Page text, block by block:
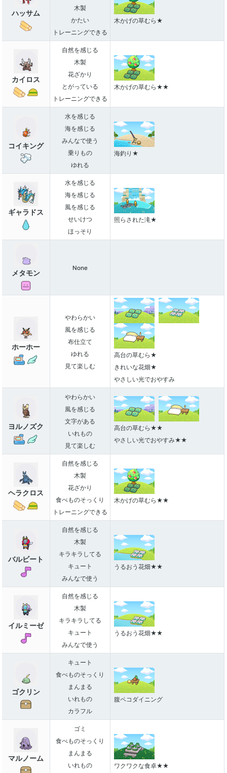
ハッサム
木製
かたい
トレーニングできる
木かげの草むら★
カイロス
自然を感じる
木製
花ざかり
とがっている
トレーニングできる
木かげの草むら★★
コイキング
水を感じる
海を感じる
みんなで使う
乗りもの
ゆれる
海釣り★
ギャラドス
水を感じる
海を感じる
風を感じる
せいけつ
ほっそり
照らされた滝★
メタモン
None
ホーホー
やわらかい
風を感じる
布仕立て
ゆれる
見て楽しむ
高台の草むら★
きれいな花畑★
やさしい光でおやすみ
ヨルノズク
やわらかい
風を感じる
文字がある
いれもの
見て楽しむ
高台の草むら★★
やさしい光でおやすみ★★
ヘラクロス
自然を感じる
木製
花ざかり
食べものそっくり
トレーニングできる
木かげの草むら★★
バルビート
自然を感じる
木製
キラキラしてる
キュート
みんなで使う
うるおう花畑★★
イルミーゼ
自然を感じる
木製
キラキラしてる
キュート
みんなで使う
うるおう花畑★★
ゴクリン
キュート
食べものそっくり
まんまる
いれもの
カラフル
腹ペコダイニング
マルノーム
ゴミ
食べものそっくり
まんまる
いれもの
ワクワクな食卓★★